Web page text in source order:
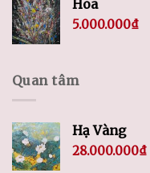
Hoa
5.000.000₫
Quan tâm
Hạ Vàng
28.000.000₫